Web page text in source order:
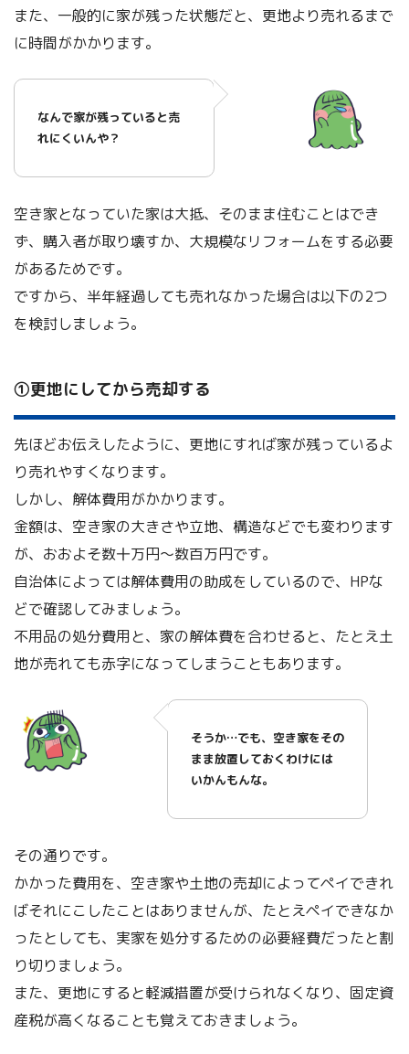
また、一般的に家が残った状態だと、更地より売れるまで
に時間がかかります。
なんで家が残っていると売
れにくいんや？
空き家となっていた家は大抵、そのまま住むことはでき
ず、購入者が取り壊すか、大規模なリフォームをする必要
があるためです。
ですから、半年経過しても売れなかった場合は以下の2つ
を検討しましょう。
➀更地にしてから売却する
先ほどお伝えしたように、更地にすれば家が残っているよ
り売れやすくなります。
しかし、解体費用がかかります。
金額は、空き家の大きさや立地、構造などでも変わります
が、おおよそ数十万円～数百万円です。
自治体によっては解体費用の助成をしているので、HPな
どで確認してみましょう。
不用品の処分費用と、家の解体費を合わせると、たとえ土
地が売れても赤字になってしまうこともあります。
そうか…でも、空き家をその
まま放置しておくわけには
いかんもんな。
その通りです。
かかった費用を、空き家や土地の売却によってペイできれ
ばそれにこしたことはありませんが、たとえペイできなか
ったとしても、実家を処分するための必要経費だったと割
り切りましょう。
また、更地にすると軽減措置が受けられなくなり、固定資
産税が高くなることも覚えておきましょう。